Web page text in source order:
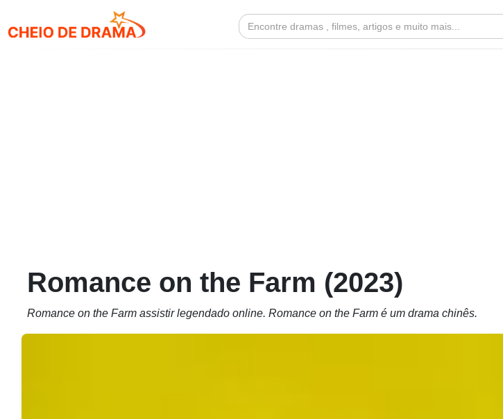
Search
for:
Romance on the Farm (2023)
Romance on the Farm assistir legendado online. Romance on the Farm é um drama chinês.